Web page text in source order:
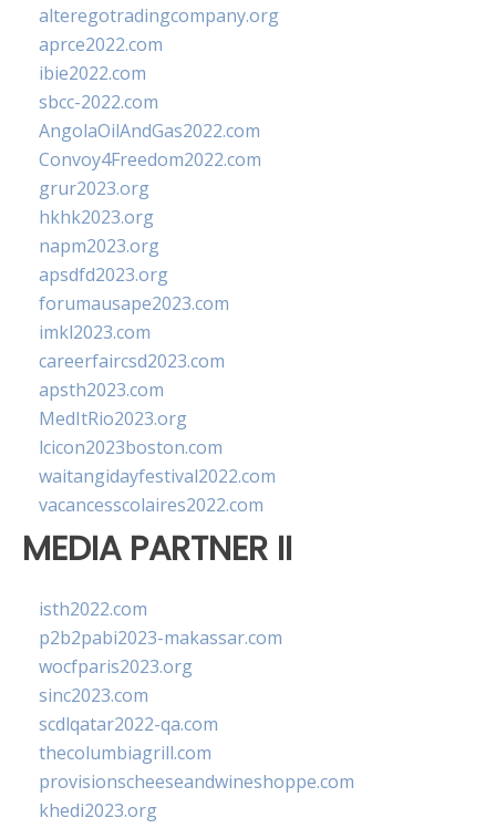
alteregotradingcompany.org
aprce2022.com
ibie2022.com
sbcc-2022.com
AngolaOilAndGas2022.com
Convoy4Freedom2022.com
grur2023.org
hkhk2023.org
napm2023.org
apsdfd2023.org
forumausape2023.com
imkl2023.com
careerfaircsd2023.com
apsth2023.com
MedItRio2023.org
lcicon2023boston.com
waitangidayfestival2022.com
vacancesscolaires2022.com
MEDIA PARTNER II
isth2022.com
p2b2pabi2023-makassar.com
wocfparis2023.org
sinc2023.com
scdlqatar2022-qa.com
thecolumbiagrill.com
provisionscheeseandwineshoppe.com
khedi2023.org